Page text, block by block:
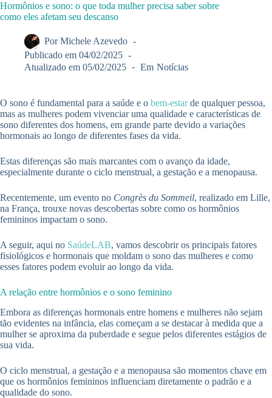
Hormônios e sono: o que toda mulher precisa saber sobre
como eles afetam seu descanso
Por Michele Azevedo
Publicado em 04/02/2025
Atualizado em 05/02/2025 Em Notícias
O sono é fundamental para a saúde e o bem-estarde qualquer pessoa,
mas as mulheres podem vivenciar uma qualidade e características de
sono diferentes dos homens, em grande parte devido a variações
hormonais ao longo de diferentes fases da vida.
Estas diferenças são mais marcantes com o avanço da idade,
especialmente durante o ciclo menstrual, a gestação e a menopausa.
Recentemente, um evento no Congrès du Sommeil, realizado em Lille,
na França, trouxe novas descobertas sobre como os hormônios
femininos impactam o sono.
A seguir, aqui no SaúdeLAB, vamos descobrir os principais fatores
fisiológicos e hormonais que moldam o sono das mulheres e como
esses fatores podem evoluir ao longo da vida.
A relação entre hormônios e o sono feminino
Embora as diferenças hormonais entre homens e mulheres não sejam
tão evidentes na infância, elas começam a se destacar à medida que a
mulher se aproxima da puberdade e segue pelos diferentes estágios de
sua vida.
O ciclo menstrual, a gestação e a menopausa são momentos chave em
que os hormônios femininos influenciam diretamente o padrão e a
qualidade do sono.